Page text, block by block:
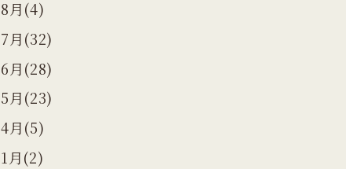
8月(4)
7月(32)
6月(28)
5月(23)
4月(5)
1月(2)